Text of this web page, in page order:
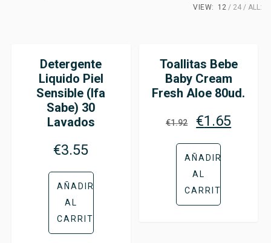
VIEW: 12 24 ALL:
Detergente
Liquido Piel
Sensible (Ifa
Sabe) 30
Lavados
€3.55
AÑADIR
AL
CARRITO
¡OFERTA!
Toallitas Bebe
Baby Cream
Fresh Aloe 80ud.
€1.92 €1.65
AÑADIR
AL
CARRITO